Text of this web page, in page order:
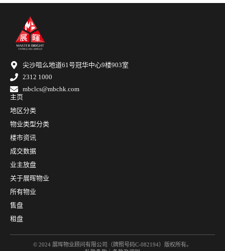
尖沙咀么地道61号冠华中心9楼903室
2312 1000
mbclcs@mbchk.com
主页
地区分类
物业类型分类
楼市资讯
成交数据
业主放盘
关于展晖物业
所有物业
售盘
租盘
© 2024 展晖物业顾问有限公司（牌照号码C-082194）版权所有。